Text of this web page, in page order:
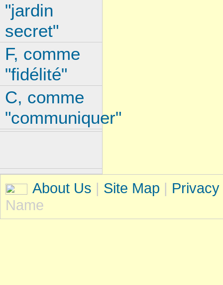
"jardin
secret"
F, comme
"fidélité"
C, comme
"communiquer"
About Us | Site Map |
Name